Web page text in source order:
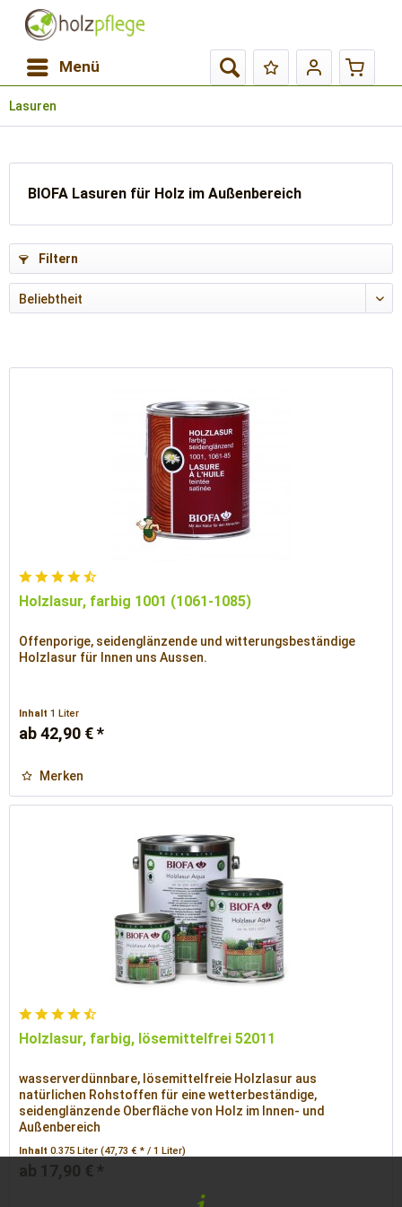
Menü
Lasuren
BIOFA Lasuren für Holz im Außenbereich
Filtern
Holzlasur, farbig 1001 (1061-1085)
Offenporige, seidenglänzende und witterungsbeständige
Holzlasur für Innen uns Aussen.
Inhalt1 Liter
ab 42,90 € *
Merken
Holzlasur, farbig, lösemittelfrei 52011
wasserverdünnbare, lösemittelfreie Holzlasur aus
natürlichen Rohstoffen für eine wetterbeständige,
seidenglänzende Oberfläche von Holz im Innen- und
Außenbereich
Inhalt0.375 Liter(47,73 € * / 1 Liter)
ab 17,90 € *